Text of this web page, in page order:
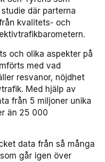
där parterna
kvalitets- och
och olika aspekter på
med vad
resvanor, nöjdhet
Med hjälp av
från 5 miljoner unika
än 25 000
data från så många
går igen över